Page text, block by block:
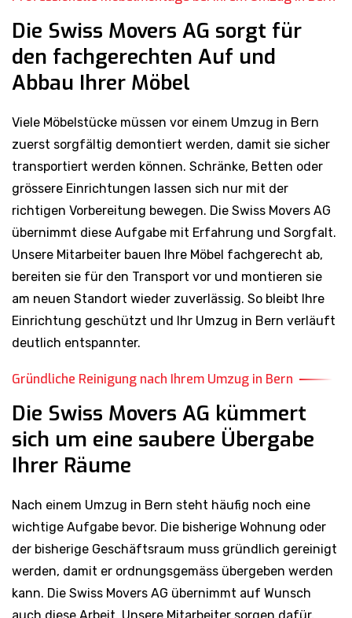
Die Swiss Movers AG sorgt für
den fachgerechten Auf und
Abbau Ihrer Möbel
Viele Möbelstücke müssen vor einem Umzug in Bern
zuerst sorgfältig demontiert werden, damit sie sicher
transportiert werden können. Schränke, Betten oder
grössere Einrichtungen lassen sich nur mit der
richtigen Vorbereitung bewegen. Die Swiss Movers AG
übernimmt diese Aufgabe mit Erfahrung und Sorgfalt.
Unsere Mitarbeiter bauen Ihre Möbel fachgerecht ab,
bereiten sie für den Transport vor und montieren sie
am neuen Standort wieder zuverlässig. So bleibt Ihre
Einrichtung geschützt und Ihr Umzug in Bern verläuft
deutlich entspannter.
Gründliche Reinigung nach Ihrem Umzug in Bern
Die Swiss Movers AG kümmert
sich um eine saubere Übergabe
Ihrer Räume
Nach einem Umzug in Bern steht häufig noch eine
wichtige Aufgabe bevor. Die bisherige Wohnung oder
der bisherige Geschäftsraum muss gründlich gereinigt
werden, damit er ordnungsgemäss übergeben werden
kann. Die Swiss Movers AG übernimmt auf Wunsch
auch diese Arbeit. Unsere Mitarbeiter sorgen dafür,